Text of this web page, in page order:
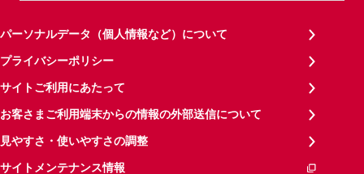
パーソナルデータ（個人情報など）について
プライバシーポリシー
サイトご利用にあたって
お客さまご利用端末からの情報の外部送信について
見やすさ・使いやすさの調整
サイトメンテナンス情報